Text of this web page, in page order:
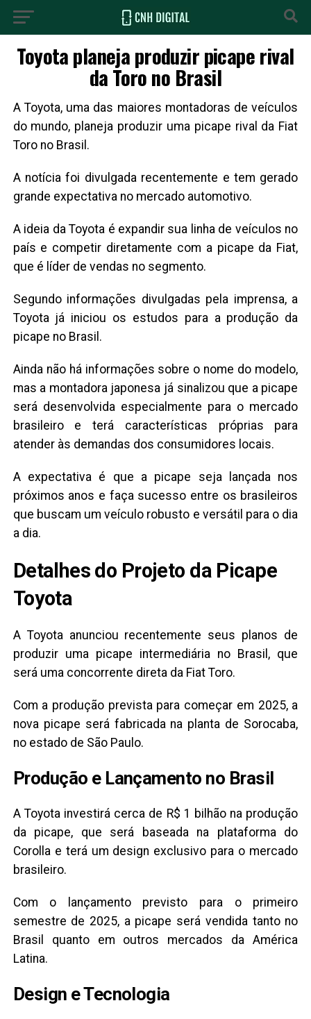
Toyota planeja produzir picape rival
da Toro no Brasil
A Toyota, uma das maiores montadoras de veículos
do mundo, planeja produzir uma picape rival da Fiat
Toro no Brasil.
A notícia foi divulgada recentemente e tem gerado
grande expectativa no mercado automotivo.
A ideia da Toyota é expandir sua linha de veículos no
país e competir diretamente com a picape da Fiat,
que é líder de vendas no segmento.
Segundo informações divulgadas pela imprensa, a
Toyota já iniciou os estudos para a produção da
picape no Brasil.
Ainda não há informações sobre o nome do modelo,
mas a montadora japonesa já sinalizou que a picape
será desenvolvida especialmente para o mercado
brasileiro e terá características próprias para
atender às demandas dos consumidores locais.
A expectativa é que a picape seja lançada nos
próximos anos e faça sucesso entre os brasileiros
que buscam um veículo robusto e versátil para o dia
a dia.
Detalhes do Projeto da Picape
Toyota
A Toyota anunciou recentemente seus planos de
produzir uma picape intermediária no Brasil, que
será uma concorrente direta da Fiat Toro.
Com a produção prevista para começar em 2025, a
nova picape será fabricada na planta de Sorocaba,
no estado de São Paulo.
Produção e Lançamento no Brasil
A Toyota investirá cerca de R$ 1 bilhão na produção
da picape, que será baseada na plataforma do
Corolla e terá um design exclusivo para o mercado
brasileiro.
Com o lançamento previsto para o primeiro
semestre de 2025, a picape será vendida tanto no
Brasil quanto em outros mercados da América
Latina.
Design e Tecnologia